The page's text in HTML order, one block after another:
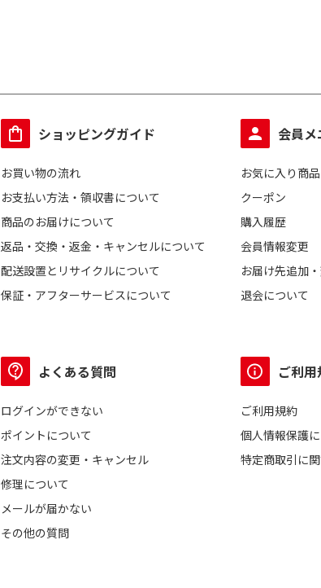
ショッピングガイド
お買い物の流れ
お支払い方法・領収書について
商品のお届けについて
返品・交換・返金・キャンセルについて
配送設置とリサイクルについて
保証・アフターサービスについて
会員メ
お気に入り商品
クーポン
購入履歴
会員情報変更
お届け先追加
退会について
よくある質問
ログインができない
ポイントについて
注文内容の変更・キャンセル
修理について
メールが届かない
その他の質問
ご利
ご利用規約
個人情報保護
特定商取引に